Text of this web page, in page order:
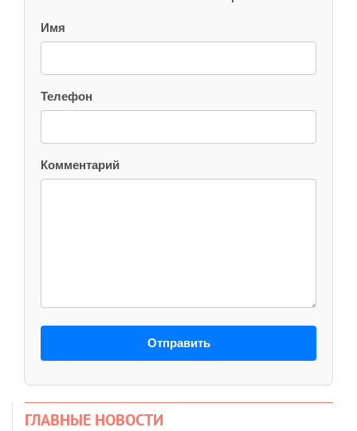
Имя
Телефон
Комментарий
Отправить
ГЛАВНЫЕ НОВОСТИ